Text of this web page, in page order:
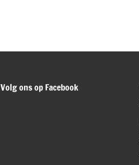
Volg ons op Facebook